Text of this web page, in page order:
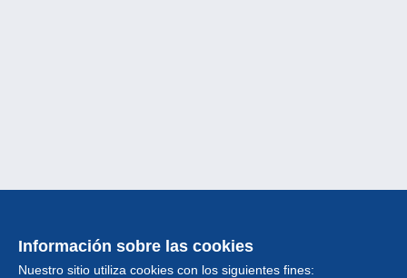
Información sobre las cookies
Nuestro sitio utiliza cookies con los siguientes fines: